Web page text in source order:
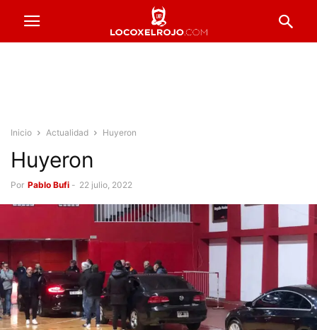
Inicio Actualidad Huyeron
Huyeron
Por Pablo Bufi - 22 julio, 2022